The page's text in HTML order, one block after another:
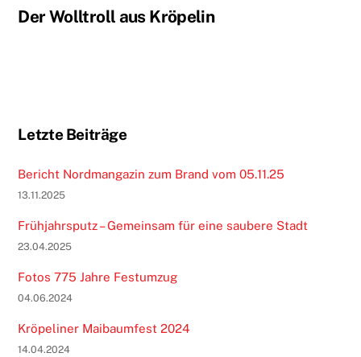
Der Wolltroll aus Kröpelin
Letzte Beiträge
Bericht Nordmangazin zum Brand vom 05.11.25
13.11.2025
Frühjahrsputz – Gemeinsam für eine saubere Stadt
23.04.2025
Fotos 775 Jahre Festumzug
04.06.2024
Kröpeliner Maibaumfest 2024
14.04.2024